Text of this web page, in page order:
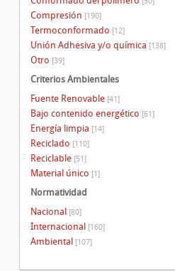
Compresión [190]
Termoconformado [12]
Unión Adhesiva y/o química [138]
Otro [39]
Criterios Ambientales
Fuente Renovable [41]
Bajo contenido energético [61]
Energía limpia [14]
Reciclado [110]
Reciclable [51]
Material único [1]
Normatividad
Nacional [80]
Internacional [160]
Ambiental [107]